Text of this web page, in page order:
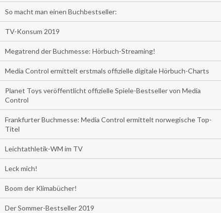
So macht man einen Buchbestseller:
TV-Konsum 2019
Megatrend der Buchmesse: Hörbuch-Streaming!
Media Control ermittelt erstmals offizielle digitale Hörbuch-Charts
Planet Toys veröffentlicht offizielle Spiele-Bestseller von Media
Control
Frankfurter Buchmesse: Media Control ermittelt norwegische Top-
Titel
Leichtathletik-WM im TV
Leck mich!
Boom der Klimabücher!
Der Sommer-Bestseller 2019